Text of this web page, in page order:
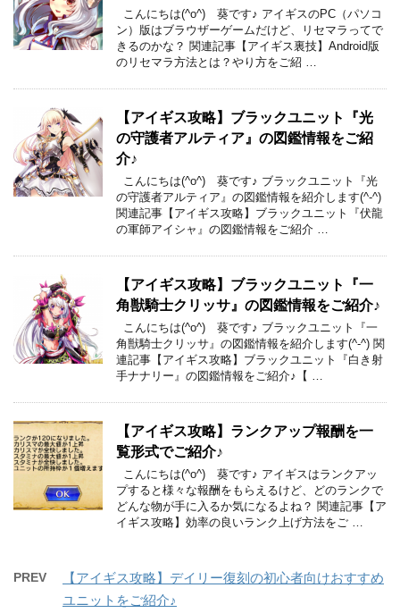
こんにちは(^o^) 葵です♪ アイギスのPC（パソコ
ン）版はブラウザーゲームだけど、リセマラってで
きるのかな？ 関連記事【アイギス裏技】Android版
のリセマラ方法とは？やり方をご紹 …
【アイギス攻略】ブラックユニット『光
の守護者アルティア』の図鑑情報をご紹
介♪
こんにちは(^o^) 葵です♪ ブラックユニット『光
の守護者アルティア』の図鑑情報を紹介します(^-^)
関連記事【アイギス攻略】ブラックユニット『伏龍
の軍師アイシャ』の図鑑情報をご紹介 …
【アイギス攻略】ブラックユニット『一
角獣騎士クリッサ』の図鑑情報をご紹介♪
こんにちは(^o^) 葵です♪ ブラックユニット『一
角獣騎士クリッサ』の図鑑情報を紹介します(^-^) 関
連記事【アイギス攻略】ブラックユニット『白き射
手ナナリー』の図鑑情報をご紹介♪【 …
【アイギス攻略】ランクアップ報酬を一
覧形式でご紹介♪
こんにちは(^o^) 葵です♪ アイギスはランクアッ
プすると様々な報酬をもらえるけど、どのランクで
どんな物が手に入るか気になるよね？ 関連記事【ア
イギス攻略】効率の良いランク上げ方法をご …
PREV
【アイギス攻略】デイリー復刻の初心者向けおすすめ
ユニットをご紹介♪